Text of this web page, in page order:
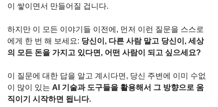
이 쌓이면서 만들어질 겁니다.
하지만 이 모든 이야기들 이전에, 먼저 이런 질문을 스스로
에게 한 번 해 보세요: 당신이, 다른 사람 말고 당신이, 세상
의 모든 돈을 가지고 있다면, 어떤 사람이 되고 싶으세요?
이 질문에 대한 답을 알고 계시다면, 당신 주변에 이미 수없
이 많이 있는 AI 기술과 도구들을 활용해서 그 방향으로 움
직이기 시작하면 됩니다.